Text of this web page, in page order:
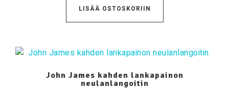
LISÄÄ OSTOSKORIIN
John James kahden lankapainon
neulanlangoitin